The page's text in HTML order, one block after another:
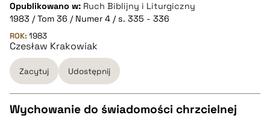
pobierz cytat
BIBTEX
pobierz cytat
Opublikowano w: Ruch Biblijny i Liturgiczny
1983 / Tom 36 / Numer 4 / s. 335 - 336
ROK: 1983
Czesław Krakowiak
Zacytuj Udostępnij
Wychowanie do świadomości chrzcielnej